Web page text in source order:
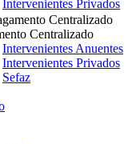
Intervenientes Privados
Centralizado
Centralizado
Intervenientes Anuentes
Intervenientes Privados
Sefaz